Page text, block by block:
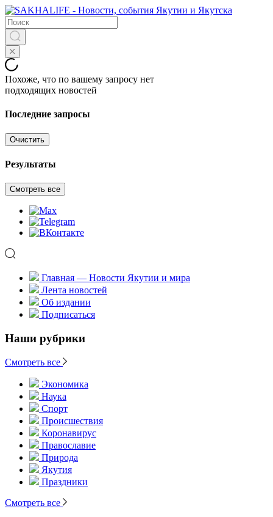
Похоже, что по вашему запросу нет
подходящих новостей
Последние запросы
Очистить
Результаты
Смотреть все
Главная — Новости Якутии и мира
Лента новостей
Об издании
Подписаться
Наши рубрики
Смотреть все
Экономика
Наука
Спорт
Происшествия
Коронавирус
Православие
Природа
Якутия
Праздники
Смотреть все